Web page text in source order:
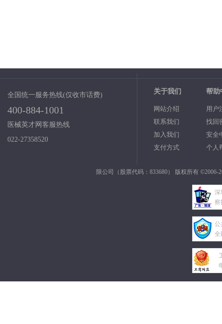
全国统一服务热线(仅收市话费)
400-884-1001
医械英才网客服热线
022-27358520
关于我们
网站介绍
联系我们
加入我们
支付方式
帮助
用户
找回
安全
个人
限公司（股票代码：833680） 版权所有 ©2006-
深
察
公
全